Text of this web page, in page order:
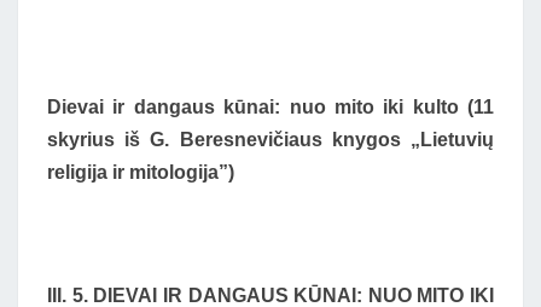
Dievai ir dangaus kūnai: nuo mito iki kulto (11
skyrius iš G. Beresnevičiaus knygos „Lietuvių
religija ir mitologija”)
III. 5. DIEVAI IR DANGAUS KŪNAI: NUO MITO IKI